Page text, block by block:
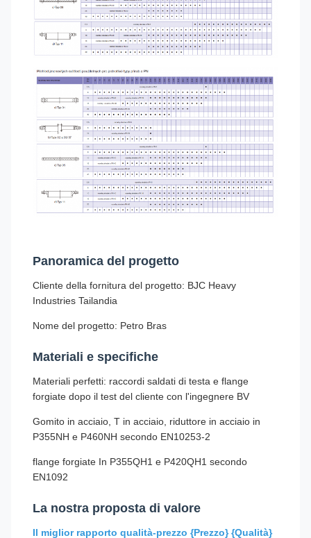
Panoramica del progetto
Cliente della fornitura del progetto: BJC Heavy
Industries Tailandia
Nome del progetto: Petro Bras
Materiali e specifiche
Materiali perfetti: raccordi saldati di testa e flange
forgiate dopo il test del cliente con l'ingegnere BV
Gomito in acciaio, T in acciaio, riduttore in acciaio in
P355NH e P460NH secondo EN10253-2
flange forgiate In P355QH1 e P420QH1 secondo
EN1092
La nostra proposta di valore
Il miglior rapporto qualità-prezzo {Prezzo} {Qualità}